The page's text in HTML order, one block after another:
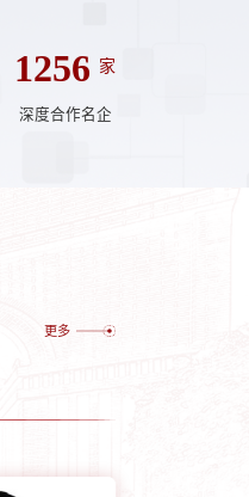
1256 家
深度合作名企
更多